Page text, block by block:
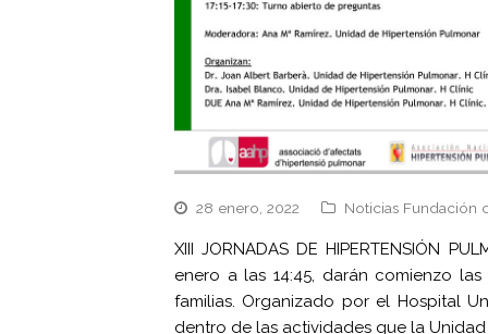
28 enero, 2022 Noticias Fundación
XIII JORNADAS DE HIPERTENSIÓN
enero a las 14:45, darán comienzo
familias. Organizado por el Hospital
dentro de las actividades que la Unidad